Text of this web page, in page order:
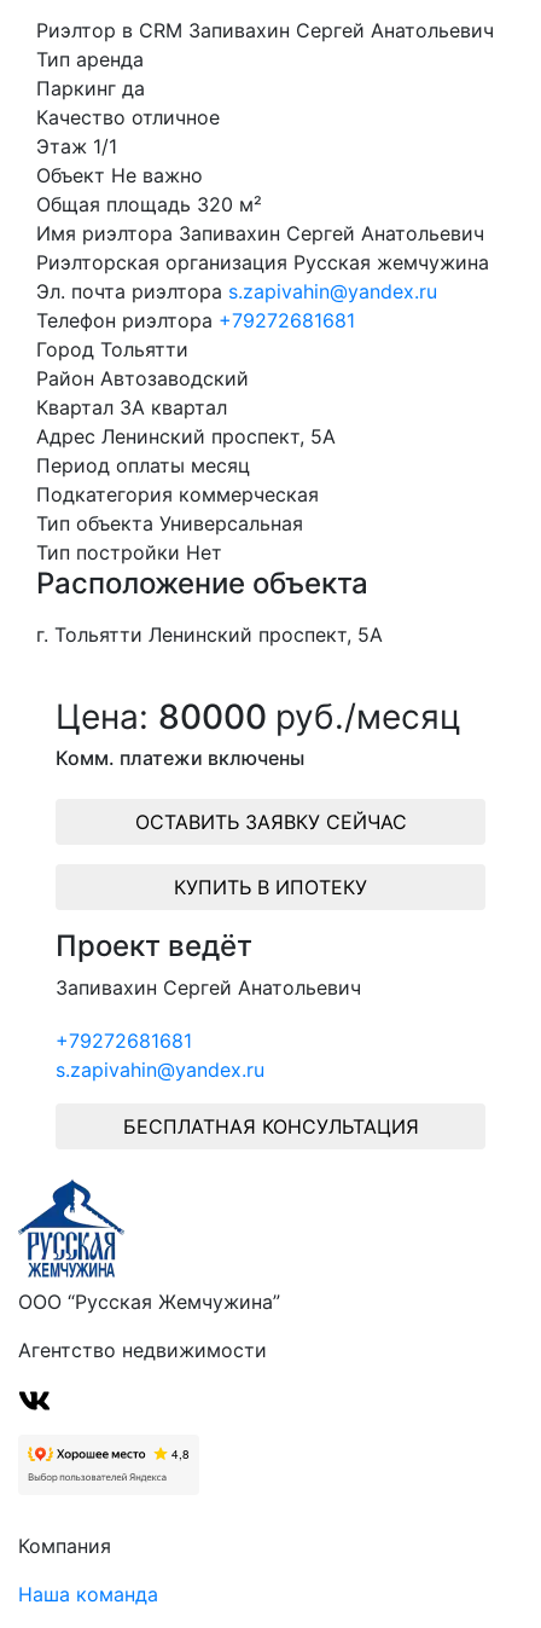
Риэлтор в CRM Запивахин Сергей Анатольевич
Тип аренда
Паркинг да
Качество отличное
Этаж 1/1
Объект Не важно
Общая площадь 320 м²
Имя риэлтора Запивахин Сергей Анатольевич
Риэлторская организация Русская жемчужина
Эл. почта риэлтора s.zapivahin@yandex.ru
Телефон риэлтора +79272681681
Город Тольятти
Район Автозаводский
Квартал 3А квартал
Адрес Ленинский проспект, 5А
Период оплаты месяц
Подкатегория коммерческая
Тип объекта Универсальная
Тип постройки Нет
Расположение объекта
г. Тольятти Ленинский проспект, 5А
Цена: 80000 руб./месяц
Комм. платежи включены
ОСТАВИТЬ ЗАЯВКУ СЕЙЧАС
КУПИТЬ В ИПОТЕКУ
Проект ведёт
Запивахин Сергей Анатольевич
+79272681681
s.zapivahin@yandex.ru
БЕСПЛАТНАЯ КОНСУЛЬТАЦИЯ
ООО “Русская Жемчужина”
Агентство недвижимости
Компания
Наша команда